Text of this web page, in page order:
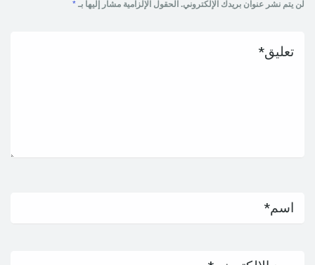
لن يتم نشر عنوان بريدك الإلكتروني. الحقول الإلزامية مشار إليها بـ *